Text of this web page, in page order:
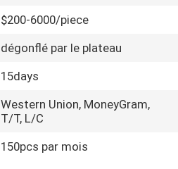
$200-6000/piece
dégonflé par le plateau
15days
Western Union, MoneyGram,
T/T, L/C
150pcs par mois